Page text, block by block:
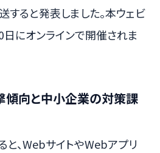
すると発表しました。本ウェビ
にオンラインで開催されま
向と中小企業の対策課
、WebサイトやWebアプリ